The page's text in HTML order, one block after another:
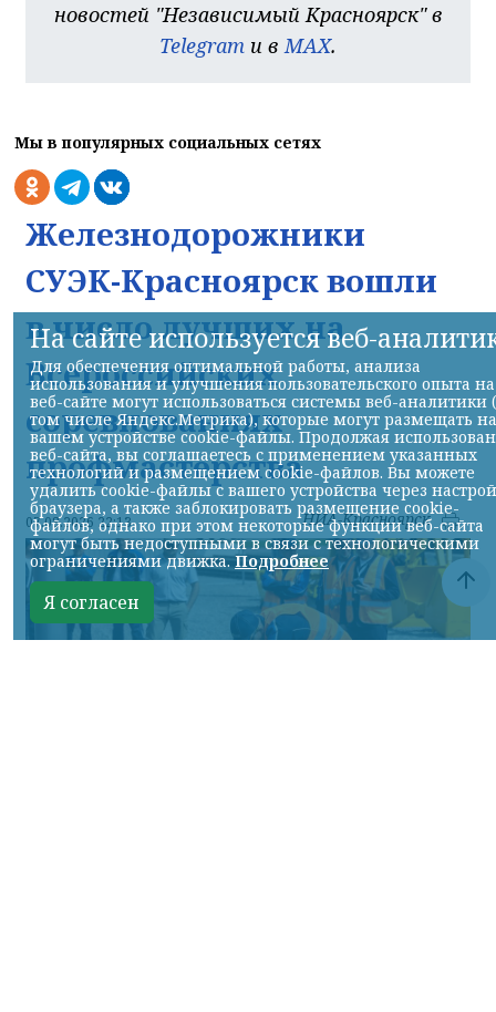
новостей "Независимый Красноярск" в
Telegram и вMAX.
Мы в популярных социальных сетях
Железнодорожники
СУЭК-Красноярск вошли
в число лучших на
Всероссийских
соревнованиях
профмастерства
07.08.2026 22:13 НИА-Красноярск
На сайте используется веб-
Для обеспечения оптимальной работы, анализа
использования и улучшения пользовательского опыта на
веб-сайте могут использоваться системы веб-аналитики
том числе Яндекс.Метрика), которые могут размещать на
вашем устройстве cookie-файлы. Продолжая
веб-сайта, вы соглашаетесь с применением указанных
технологий и размещением cookie-файлов. Вы можете
удалить cookie-файлы с вашего устройства через
браузера, а также заблокировать размещение cookie-
файлов, однако при этом некоторые функции веб-сайта
могут быть недоступными в связи с технологическими
ограничениями движка.Подробнее
Я согласен